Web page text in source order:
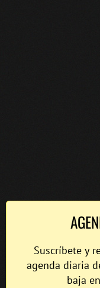
Suscríbete y
agenda diaria
baja